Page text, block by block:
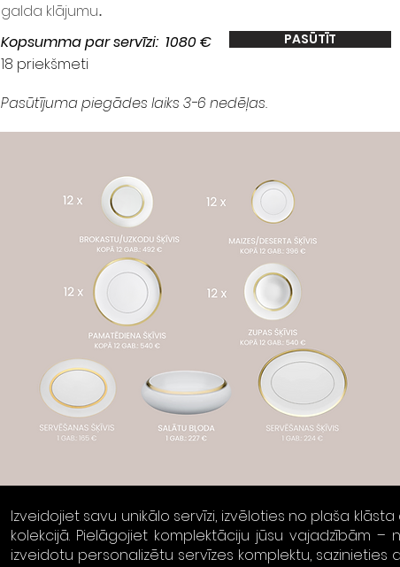
galda klājumu.
PASŪTĪT
Kopsumma par servīzi: 1080 €
18 priekšmeti
Pasūtījuma piegādes laiks 3-6 nedēļas.
Izveidojiet savu unikālo servīzi, izvēloties no plaša
kolekcijā. Pielāgojiet komplektāciju jūsu vajadzībām
izveidotu personalizētu servīzes komplektu,